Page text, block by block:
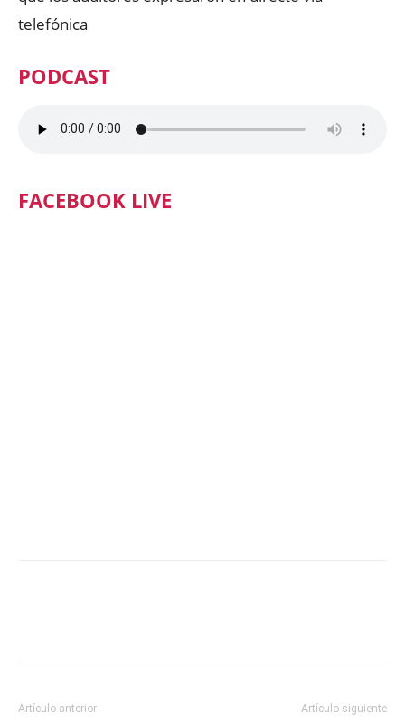
telefónica
PODCAST
FACEBOOK LIVE
Artículo anterior Artículo siguiente